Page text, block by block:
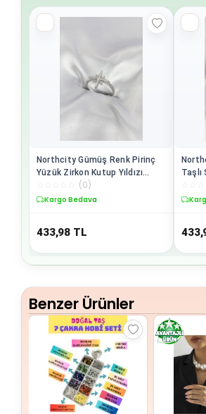
Northcity Gümüş Renk Pirinç
Yüzük Zirkon Kutup Yıldızı
Model - Ayarlanabilir
(0)
Kargo Bedava
433,98 TL
Taşlı
-
Benzer Ürünler